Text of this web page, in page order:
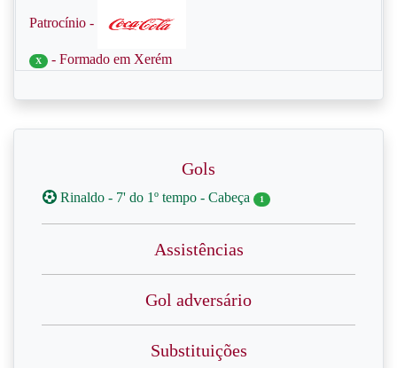
Patrocínio -
X - Formado em Xerém
Gols
Rinaldo - 7' do 1º tempo - Cabeça 1
Assistências
Gol adversário
Substituições